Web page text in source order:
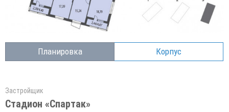
Планировка Корпус
Застройщик
Стадион «Спартак»